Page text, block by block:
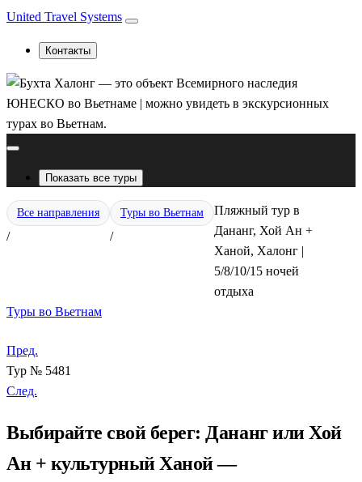
United Travel Systems
Контакты
Показать все туры
Все направления
/
Туры во Вьетнам
/
Пляжный тур в
Дананг, Хой Ан +
Ханой, Халонг |
5/8/10/15 ночей
отдыха
Туры во Вьетнам
Пред.
Тур № 5481
След.
Выбирайте свой берег: Дананг или Хой
Ан + культурный Ханой —